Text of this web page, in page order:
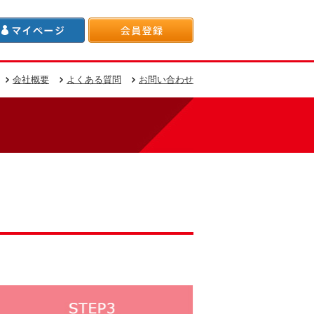
会社概要 よくある質問 お問い合わせ